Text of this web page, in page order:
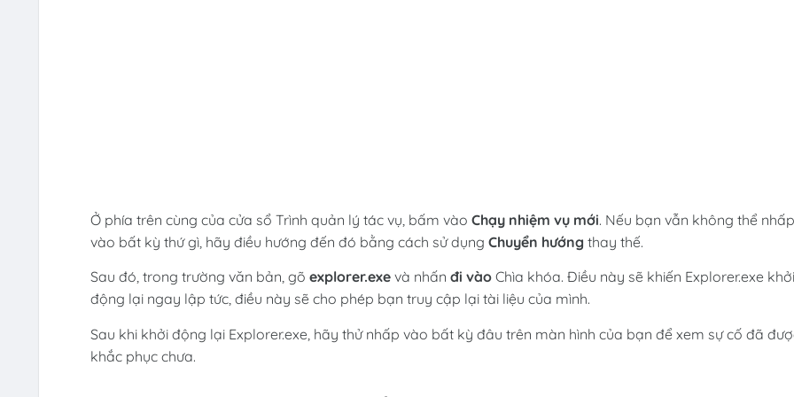
Ở phía trên cùng của cửa sổ Trình quản lý tác vụ, bấm vào Chạy nhiệm vụ mới. Nếu bạn vẫn không thể nhấp
vào bất kỳ thứ gì, hãy điều hướng đến đó bằng cách sử dụng Chuyển hướng thay thế.
Sau đó, trong trường văn bản, gõ explorer.exevà nhấn đi vàoChìa khóa. Điều này sẽ khiến Explorer.exe khởi
động lại ngay lập tức, điều này sẽ cho phép bạn truy cập lại tài liệu của mình.
Sau khi khởi động lại Explorer.exe, hãy thử nhấp vào bất kỳ đâu trên màn hình của bạn để xem sự cố đã
khắc phục chưa.